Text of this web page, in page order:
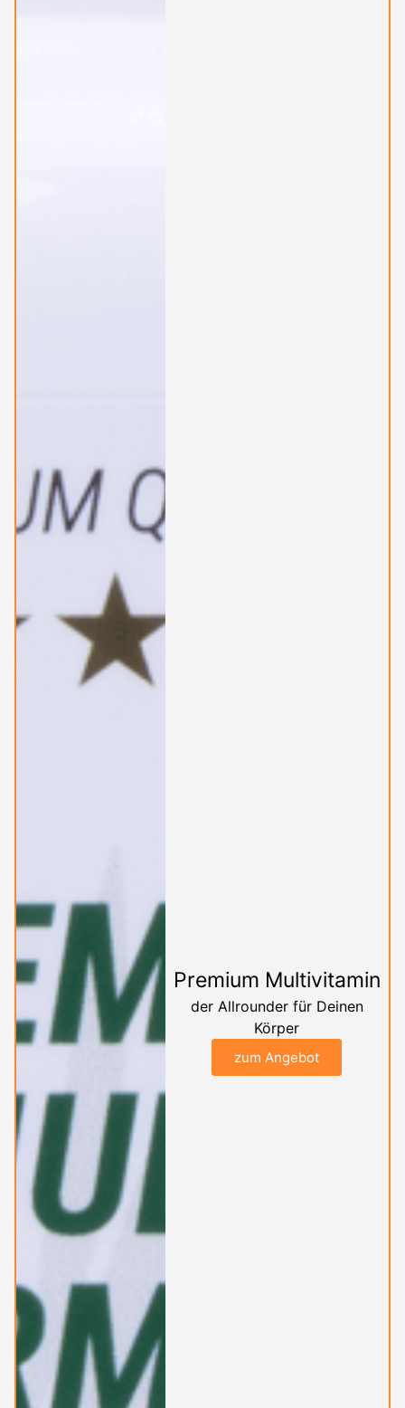
Premium Multivitamin
der Allrounder für Deinen
Körper
zum Angebot